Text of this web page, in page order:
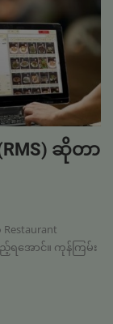
ဆိုတာ
ည့်ရအောင်။ ကုန်ကြမ်း